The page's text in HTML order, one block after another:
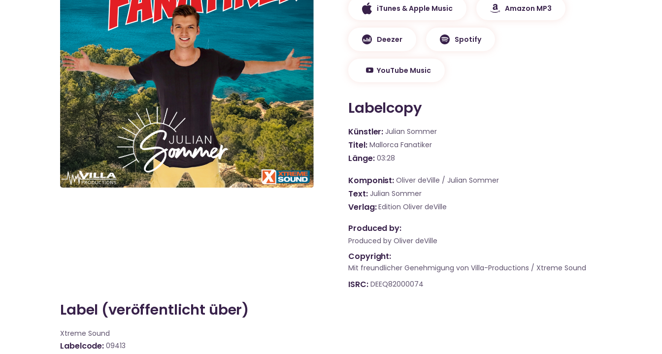
iTunes & Apple Music Amazon MP3
Deezer Spotify
YouTube Music
Labelcopy
Künstler Julian Sommer
Titel Mallorca Fanatiker
Länge 03:28
Komponist Oliver deVille / Julian Sommer
Text Julian Sommer
Verlag Edition Oliver deVille
Produced by:
Produced by Oliver deVille
Copyright:
Mit freundlicher Genehmigung von Villa-Productions / Xtreme Sound
ISRC DEEQ82000074
Label (veröffentlicht über)
Xtreme Sound
Labelcode 09413